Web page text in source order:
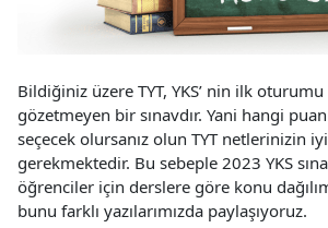
Bildiğiniz üzere TYT, YKS’ nin ilk
gözetmeyen bir sınavdır. Yani hangi
seçecek olursanız olun TYT netlerinizin
gerekmektedir. Bu sebeple 2023 YKS
öğrenciler için derslere göre konu
bunu farklı yazılarımızda paylaşıyoruz.